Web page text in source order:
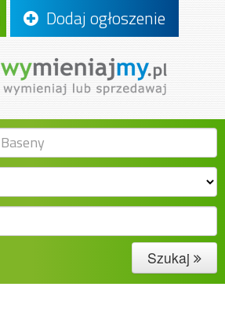
Dodaj ogłoszenie
Szukaj